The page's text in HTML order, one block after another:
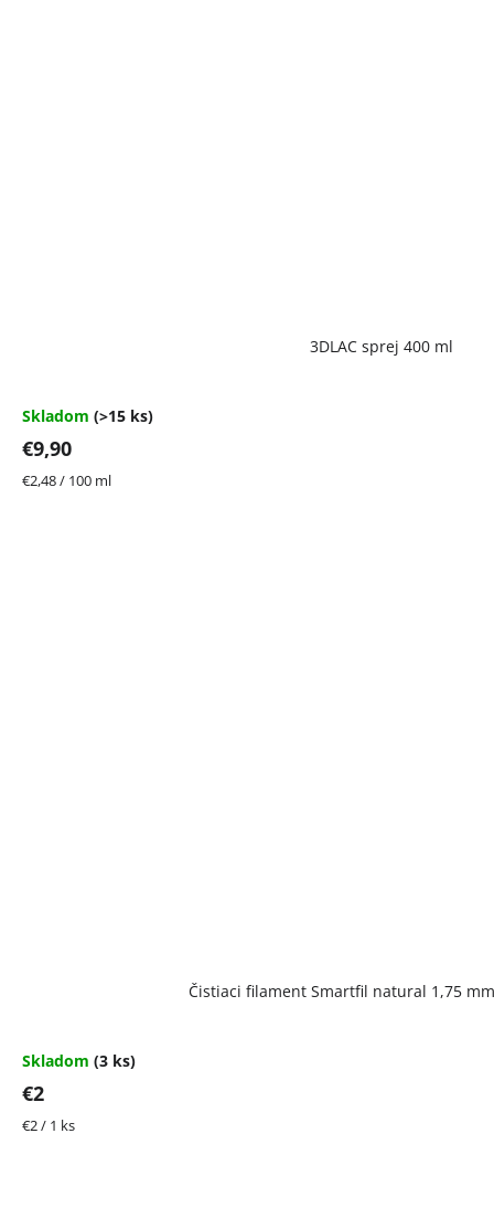
3DLAC sprej 400 ml
4,7
5
hviezdičiek.
Skladom (>15 ks)
€9,90
Jednotková
€2,48 / 100 ml
Čistiaci filament Smartfil natural 1,75
Skladom (3 ks)
€2
Jednotková
€2 / 1 ks